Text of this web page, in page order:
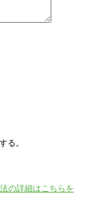
る。
の詳細はこちらを